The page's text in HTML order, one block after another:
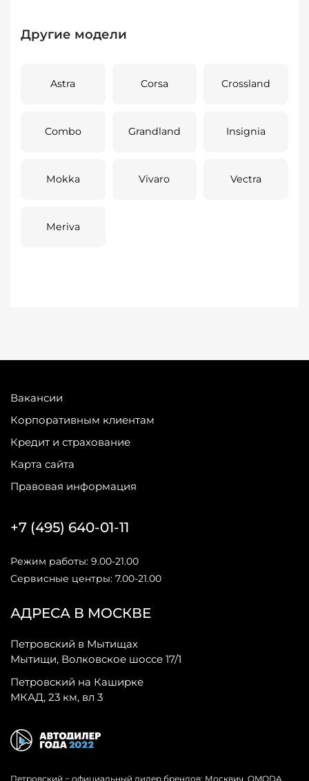
Другие модели
Astra Corsa Crossland
Combo Grandland Insignia
Mokka Vivaro Vectra
Meriva
Вакансии
Корпоративным клиентам
Кредит и страхование
Карта сайта
Правовая информация
АДРЕСА В МОСКВЕ
Петровский в Мытищах
Мытищи, Волковское шоссе 17/1
Петровский на Каширке
МКАД, 23 км, вл 3
+7 (495) 640-01-11
Режим работы: 9.00-21.00
Сервисные центры: 7.00-21.00
Петровский − официальный дилер брендов: Москвич, OMODA,